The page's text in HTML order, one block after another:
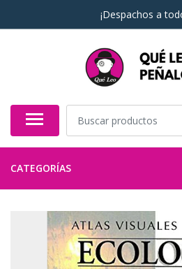
¡Despachos a
CATEGORÍAS